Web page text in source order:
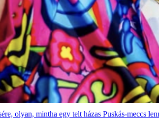
olyan, mintha egy telt házas Puskás-meccs